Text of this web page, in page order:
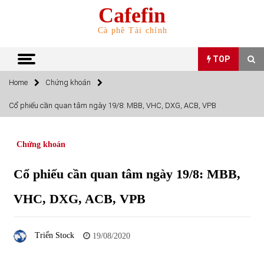
Cafefin
Cà phê Tài chính
TOP
TOP
Top 10 mặt hàng Việt Nam nhập khẩu nhiều nhất tháng
15/06/2022
Top 10 mặt hàng Việt Nam xuất khẩu nhiều nhất tháng
Home Chứng khoán
Cổ phiếu cần quan tâm ngày 19/8: MBB, VHC, DXG, ACB, VPB
Chứng khoán
Cổ phiếu cần quan tâm ngày 19/8: MBB,
VHC, DXG, ACB, VPB
Triển Stock 19/08/2020